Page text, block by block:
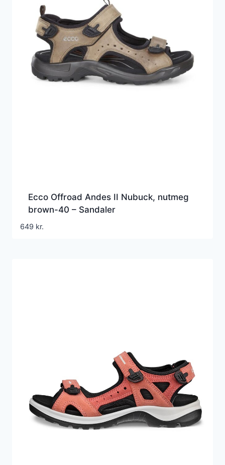
Ecco Offroad Andes II Nubuck, nutmeg
brown-40 – Sandaler
649 kr.